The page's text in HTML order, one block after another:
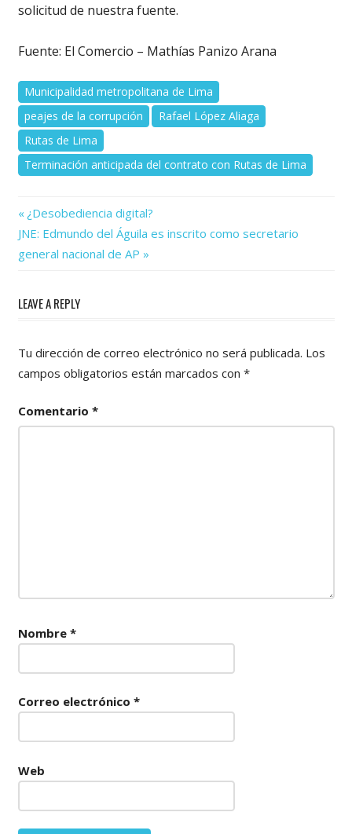
solicitud de nuestra fuente.
Fuente: El Comercio – Mathías Panizo Arana
Municipalidad metropolitana de Lima
peajes de la corrupción
Rafael López Aliaga
Rutas de Lima
Terminación anticipada del contrato con Rutas de Lima
Navegación
de
Previous
Post:
¿Desobediencia digital?
Next
Post:
JNE: Edmundo del Águila es inscrito como secretario
general nacional de AP
LEAVE A REPLY
Tu dirección de correo electrónico no será publicada. Los
campos obligatorios están marcados con *
Comentario *
Nombre *
Correo electrónico *
Web